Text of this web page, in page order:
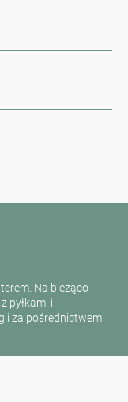
Na bieżąco
pyłkami i
za pośrednictwem